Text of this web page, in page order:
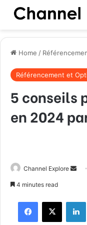
Home /
Référencement et
5 conseils
en 2024
Channel Explore
a
4 minutes read